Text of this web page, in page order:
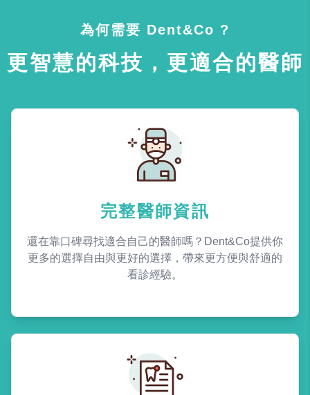
為何需要 Dent&Co ?
更智慧的科技，更適合的醫師
完整醫師資訊
還在靠口碑尋找適合自己的醫師嗎？Dent&Co提供你
更多的選擇自由與更好的選擇，帶來更方便與舒適的
看診經驗。